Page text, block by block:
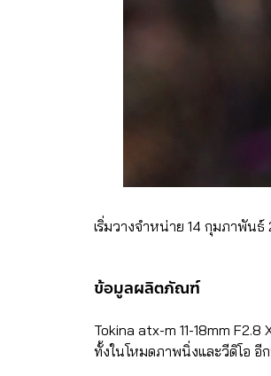
เริ่มวางจำหน่าย 14 กุมภาพันธ์
ข้อมูลผลิตภัณฑ์
Tokina atx-m 11-18mm
ทั้งในโหมดภาพนิ่งและวีดิโอ อี